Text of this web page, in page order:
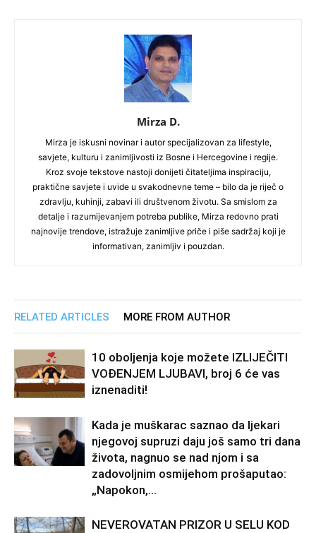
Mirza D.
Mirza je iskusni novinar i autor specijalizovan za lifestyle,
savjete, kulturu i zanimljivosti iz Bosne i Hercegovine i regije.
Kroz svoje tekstove nastoji donijeti čitateljima inspiraciju,
praktične savjete i uvide u svakodnevne teme – bilo da je riječ o
zdravlju, kuhinji, zabavi ili društvenom životu. Sa smislom za
detalje i razumijevanjem potreba publike, Mirza redovno prati
najnovije trendove, istražuje zanimljive priče i piše sadržaj koji je
informativan, zanimljiv i pouzdan.
RELATED ARTICLES MORE FROM AUTHOR
10 oboljenja koje možete IZLIJEČITI
VOĐENJEM LJUBAVI, broj 6 će vas
iznenaditi!
Kada je muškarac saznao da ljekari
njegovoj supruzi daju još samo tri dana
života, nagnuo se nad njom i sa
zadovoljnim osmijehom prošaputao:
„Napokon,...
NEVEROVATAN PRIZOR U SELU KOD